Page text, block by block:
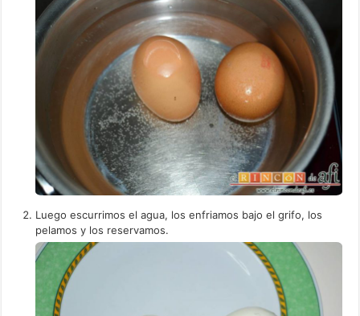
Luego escurrimos el agua, los enfriamos bajo el grifo, los
pelamos y los reservamos.